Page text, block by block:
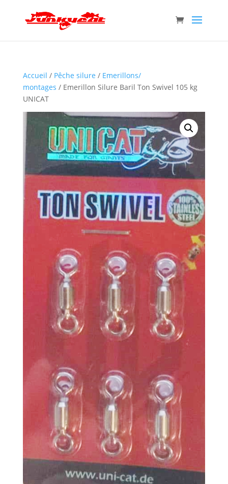
Accueil / Pêche silure / Emerillons/
montages / Emerillon Silure Baril Ton Swivel 105 kg
UNICAT